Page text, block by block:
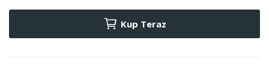
Kup Teraz